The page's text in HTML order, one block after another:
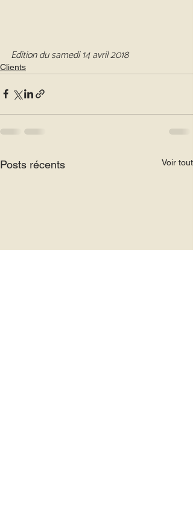
Edition du samedi 14 avril 2018
Clients
Posts récents Voir tout